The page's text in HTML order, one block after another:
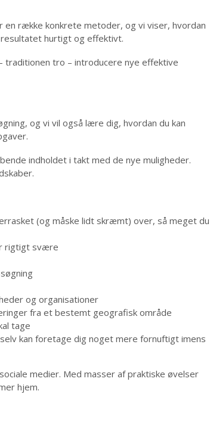
række konkrete metoder, og vi viser, hvordan
hurtigt og effektivt.
traditionen tro – introducere nye effektive
og vi vil også lære dig, hvordan du kan
indholdet i takt med de nye muligheder.
(og måske lidt skræmt) over, så meget du
rigtigt svære
og organisationer
fra et bestemt geografisk område
tage
kan foretage dig noget mere fornuftigt imens
medier. Med masser af praktiske øvelser
hjem.